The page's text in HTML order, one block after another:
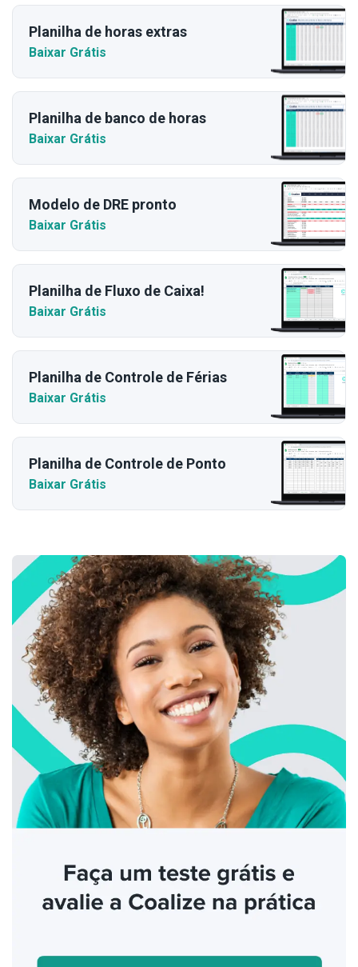
Planilha de horas extras
Baixar Grátis
Planilha de banco de horas
Baixar Grátis
Modelo de DRE pronto
Baixar Grátis
Planilha de Fluxo de Caixa!
Baixar Grátis
Planilha de Controle de Férias
Baixar Grátis
Planilha de Controle de Ponto
Baixar Grátis